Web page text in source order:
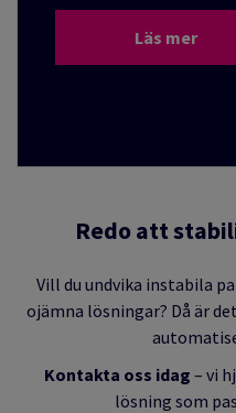
Läs mer
Redo att
Vill du undvika instabila
ojämna lösningar? Då är
Kontakta oss idag – vi
lösning som